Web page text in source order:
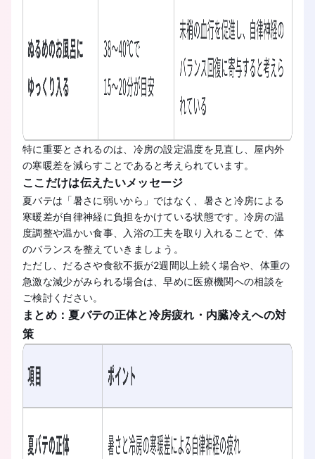
特に重要とされるのは、冷房の設定温度を見直し、屋内外
の寒暖差を減らすことであると考えられています。
ここだけは伝えたいメッセージ
夏バテは「暑さに弱いから」ではなく、暑さと冷房による
寒暖差が自律神経に負担をかけている状態です。冷房の温
度調整や温かい食事、入浴の工夫を取り入れることで、体
のバランスを整えていきましょう。
ただし、だるさや食欲不振が2週間以上続く場合や、体重の
急激な減少がみられる場合は、早めに医療機関への相談を
ご検討ください。
まとめ：夏バテの正体と冷房疲れ・内臓冷えへの対
策